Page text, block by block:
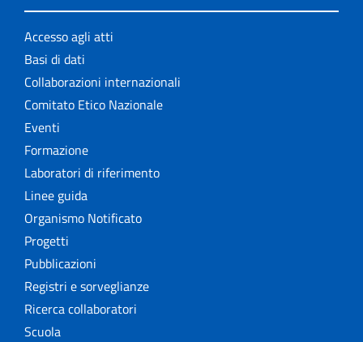
Accesso agli atti
Basi di dati
Collaborazioni internazionali
Comitato Etico Nazionale
Eventi
Formazione
Laboratori di riferimento
Linee guida
Organismo Notificato
Progetti
Pubblicazioni
Registri e sorveglianze
Ricerca collaboratori
Scuola